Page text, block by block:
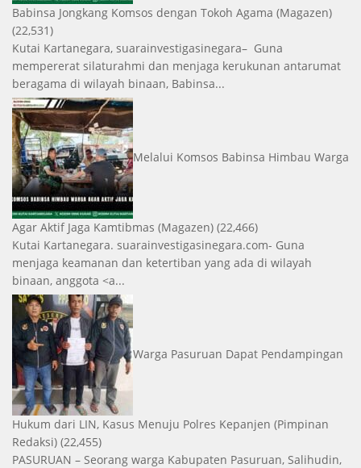
Babinsa Jongkang Komsos dengan Tokoh Agama (Magazen)
(22,531)
Kutai Kartanegara, suarainvestigasinegara– Guna
mempererat silaturahmi dan menjaga kerukunan antarumat
beragama di wilayah binaan, Babinsa...
Melalui Komsos Babinsa Himbau Warga
Agar Aktif Jaga Kamtibmas (Magazen) (22,466)
Kutai Kartanegara. suarainvestigasinegara.com- Guna
menjaga keamanan dan ketertiban yang ada di wilayah
binaan, anggota <a...
Warga Pasuruan Dapat Pendampingan
Hukum dari LIN, Kasus Menuju Polres Kepanjen (Pimpinan
Redaksi) (22,455)
PASURUAN – Seorang warga Kabupaten Pasuruan, Salihudin,